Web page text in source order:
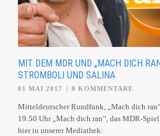
MIT DEM MDR UND „MACH DICH
STROMBOLI UND SALINA
01 MAI 2017 0 KOMMENTARE
Mitteldeutscher Rundfunk, „Mach dich
19:50 Uhr „Mach dich ran“, das MDR-
hier in unserer Mediathek: